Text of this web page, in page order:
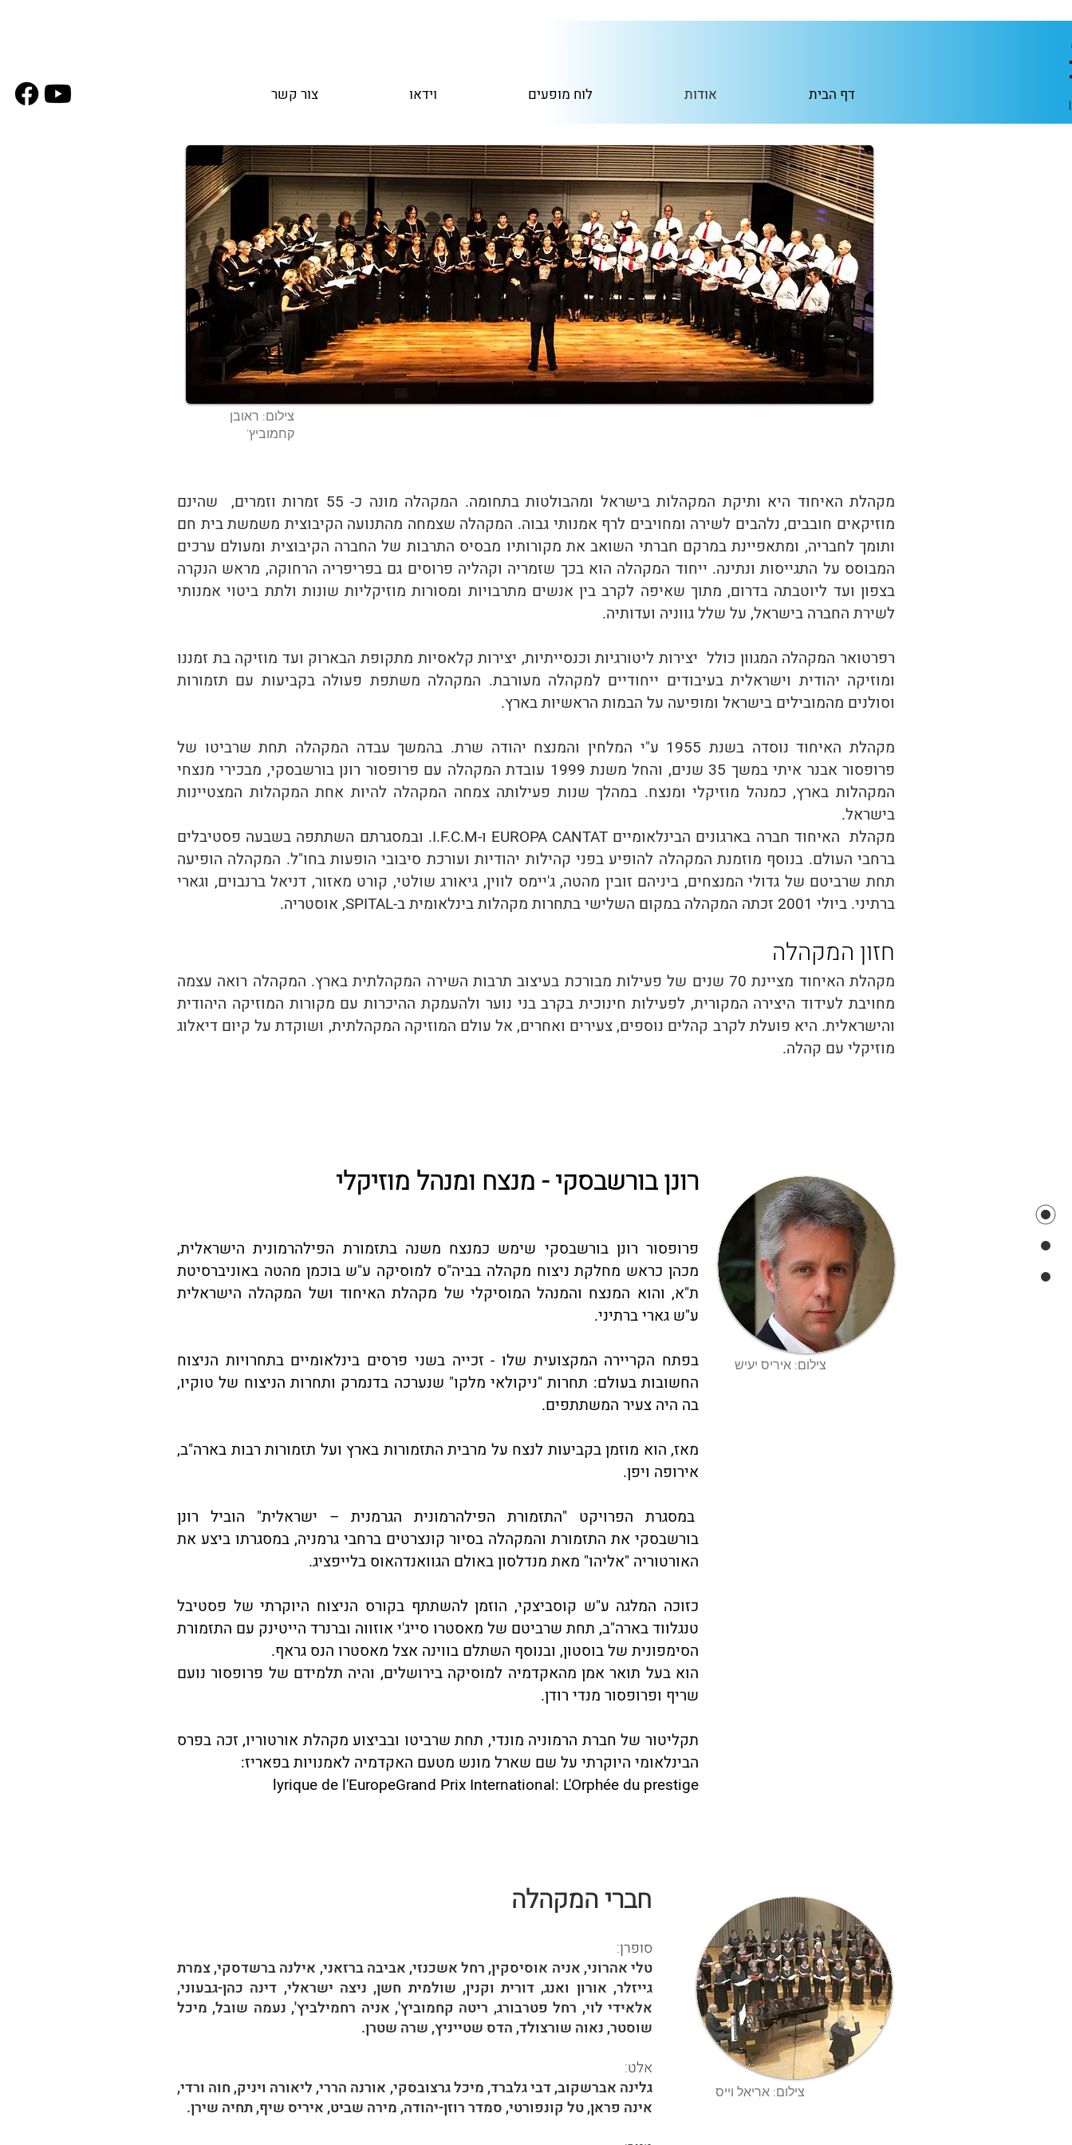
דף הבית אודות לוח מופעים וידאו צור קשר
צילום: ראובן
קחמוביץ'
רונן בורשבסקי - מנצח ומנהל מוזיקלי
פרופסור רונן בורשבסקי שימש כמנצח משנה בתזמורת הפילהרמונית הישראלית,
מכהן כראש מחלקת ניצוח מקהלה בביה"ס למוסיקה ע"ש בוכמן מהטה באוניברסיטת
ת"א, והוא המנצח והמנהל המוסיקלי של מקהלת האיחוד ושל המקהלה הישראלית
ע"ש גארי ברתיני.
בפתח הקריירה המקצועית שלו - זכייה בשני פרסים בינלאומיים בתחרויות הניצוח
החשובות בעולם: תחרות "ניקולאי מלקו" שנערכה בדנמרק ותחרות הניצוח של טוקיו,
בה היה צעיר המשתתפים.
מאז, הוא מוזמן בקביעות לנצח על מרבית התזמורות בארץ ועל תזמורות רבות בארה"ב,
אירופה ויפן.
במסגרת הפרויקט "התזמורת הפילהרמונית הגרמנית – ישראלית" הוביל רונן
בורשבסקי את התזמורת והמקהלה בסיור קונצרטים ברחבי גרמניה, במסגרתו ביצע את
האורטוריה "אליהו" מאת מנדלסון באולם הגוואנדהאוס בלייפציג.
כזוכה המלגה ע"ש קוסביצקי, הוזמן להשתתף בקורס הניצוח היוקרתי של פסטיבל
טנגלווד בארה"ב, תחת שרביטם של מאסטרו סייג'י אוזווה וברנרד הייטינק עם התזמורת
הסימפונית של בוסטון, ובנוסף השתלם בווינה אצל מאסטרו הנס גראף.
הוא בעל תואר אמן מהאקדמיה למוסיקה בירושלים, והיה תלמידם של פרופסור נועם
שריף ופרופסור מנדי רודן.
תקליטור של חברת הרמוניה מונדי, תחת שרביטו ובביצוע מקהלת אורטוריו, זכה בפרס
הבינלאומי היוקרתי על שם שארל מונש מטעם האקדמיה לאמנויות בפאריז:
lyrique de l'EuropeGrand Prix International: L'Orphée du prestige
צילום: איריס יעיש
מקהלת האיחוד היא ותיקת המקהלות בישראל ומהבולטות בתחומה. המקהלה מונה כ- 55 זמרות וזמרים, שהינם
מוזיקאים חובבים, נלהבים לשירה ומחויבים לרף אמנותי גבוה. המקהלה שצמחה מהתנועה הקיבוצית משמשת בית חם
ותומך לחבריה, ומתאפיינת במרקם חברתי השואב את מקורותיו מבסיס התרבות של החברה הקיבוצית ומעולם ערכים
המבוסס על התגייסות ונתינה. ייחוד המקהלה הוא בכך שזמריה וקהליה פרוסים גם בפריפריה הרחוקה, מראש הנקרה
בצפון ועד ליוטבתה בדרום, מתוך שאיפה לקרב בין אנשים מתרבויות ומסורות מוזיקליות שונות ולתת ביטוי אמנותי
לשירת החברה בישראל, על שלל גווניה ועדותיה.
רפרטואר המקהלה המגוון כולל יצירות ליטורגיות וכנסייתיות, יצירות קלאסיות מתקופת הבארוק ועד מוזיקה בת זמננו
ומוזיקה יהודית וישראלית בעיבודים ייחודיים למקהלה מעורבת. המקהלה משתפת פעולה בקביעות עם תזמורות
וסולנים מהמובילים בישראל ומופיעה על הבמות הראשיות בארץ.
מקהלת האיחוד נוסדה בשנת 1955 ע"י המלחין והמנצח יהודה שרת. בהמשך עבדה המקהלה תחת שרביטו של
פרופסור אבנר איתי במשך 35 שנים, והחל משנת 1999 עובדת המקהלה עם פרופסור רונן בורשבסקי, מבכירי מנצחי
המקהלות בארץ, כמנהל מוזיקלי ומנצח. במהלך שנות פעילותה צמחה המקהלה להיות אחת המקהלות המצטיינות
בישראל.
מקהלת האיחוד חברה בארגונים הבינלאומיים EUROPA CANTAT ו-I.F.C.M. ובמסגרתם השתתפה בשבעה פסטיבלים
ברחבי העולם. בנוסף מוזמנת המקהלה להופיע בפני קהילות יהודיות ועורכת סיבובי הופעות בחו"ל. המקהלה הופיעה
תחת שרביטם של גדולי המנצחים, ביניהם זובין מהטה, ג'יימס לווין, גיאורג שולטי, קורט מאזור, דניאל ברנבוים, וגארי
ברתיני. ביולי 2001 זכתה המקהלה במקום השלישי בתחרות מקהלות בינלאומית ב-SPITAL, אוסטריה.
חזון המקהלה
מקהלת האיחוד מציינת 70 שנים של פעילות מבורכת בעיצוב תרבות השירה המקהלתית בארץ.
המקהלה רואה עצמה
מחויבת לעידוד היצירה המקורית, לפעילות חינוכית בקרב בני נוער ולהעמקת ההיכרות עם מקורות המוזיקה היהודית
והישראלית. היא פועלת לקרב קהלים נוספים, צעירים ואחרים, אל עולם המוזיקה המקהלתית, ושוקדת על קיום דיאלוג
מוזיקלי עם קהלה.
חברי המקהלה
סופרן:
טלי אהרוני, אניה אוסיסקין, רחל אשכנזי, אביבה ברזאני, אילנה ברשדסקי, צמרת
גייזלר, אורון ואנג, דורית וקנין, שולמית חשן, ניצה ישראלי, דינה כהן-גבעוני,
אלאידי לוי, רחל פטרבורג, ריטה קחמוביץ', אניה רחמילביץ', נעמה שובל, מיכל
שוסטר, נאוה שורצולד, הדס שטייניץ, שרה שטרן.
אלט:
גלינה אברשקוב, דבי גלברד, מיכל גרצובסקי, אורנה הררי, ליאורה ויניק, חוה ורדי,
אינה פראן, טל קונפורטי, סמדר רוזן-יהודה, מירה שביט, איריס שיף, תחיה שירן.
צילום: אריאל וייס